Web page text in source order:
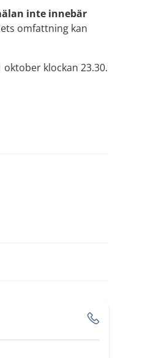
inte innebär
omfattning kan
klockan 23.30.